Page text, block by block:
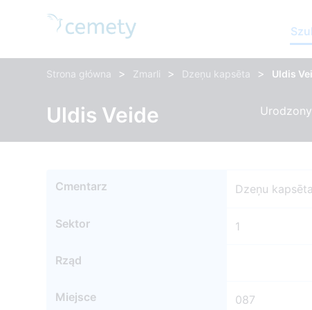
Strona główna > Zmarli > Dzeņu kapsēta > Uldis
Uldis Veide
Cmentarz Dzeņu kapsēta
Sektor 1
Rząd
Miejsce 087